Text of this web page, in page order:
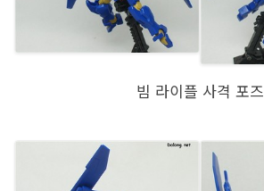
빔 라이플 사격 포즈